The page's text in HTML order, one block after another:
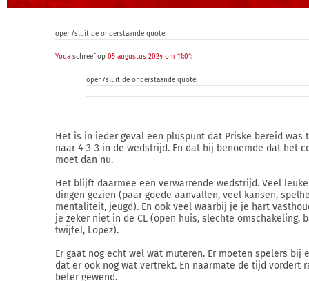
open/sluit de onderstaande quote:
Yoda schreef op 05 augustus 2024 om 11:01:
open/sluit de onderstaande quote:
Het is in ieder geval een pluspunt dat Priske bereid was
naar 4-3-3 in de wedstrijd. En dat hij benoemde dat het
moet dan nu.
Het blijft daarmee een verwarrende wedstrijd. Veel
dingen gezien (paar goede aanvallen, veel kansen,
mentaliteit, jeugd). En ook veel waarbij je je hart
je zeker niet in de CL (open huis, slechte omschakeling,
twijfel, Lopez).
Er gaat nog echt wel wat muteren. Er moeten spelers bij
dat er ook nog wat vertrekt. En naarmate de tijd vordert
beter gewend.